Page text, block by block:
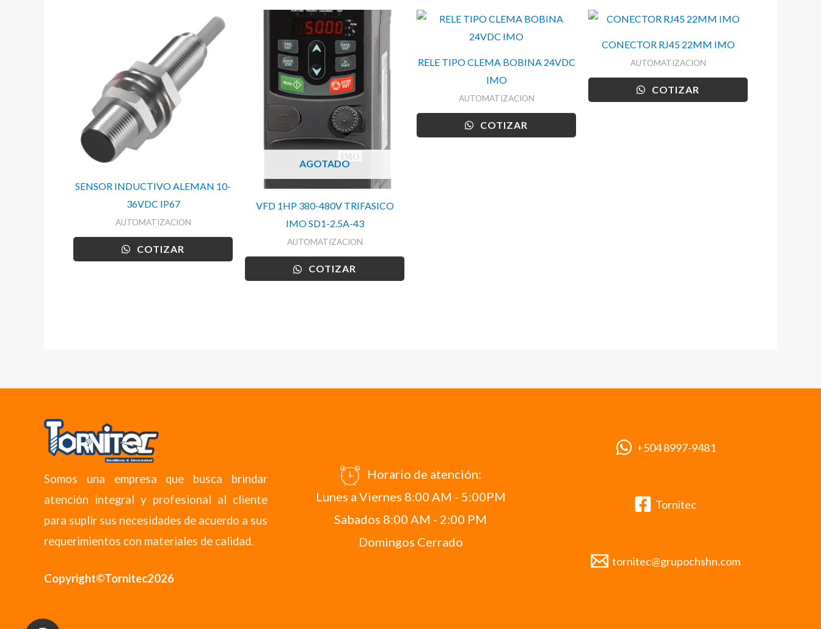
SENSOR INDUCTIVO ALEMAN 10-
36VDC IP67
AUTOMATIZACION
COTIZAR
AGOTADO
VFD 1HP 380-480V TRIFASICO
IMO SD1-2.5A-43
AUTOMATIZACION
COTIZAR
RELE TIPO CLEMA BOBINA 24VDC
IMO
AUTOMATIZACION
COTIZAR
CONECTOR RJ45 22MM IMO
AUTOMATIZACION
COTIZAR
Somos una empresa que busca brindar
atención integral y profesional al cliente
para suplir sus necesidades de acuerdo a sus
requerimientos con materiales de calidad.
Copyright©Tornitec2026
Horario de atención:
Lunes a Viernes 8:00 AM - 5:00PM
Sabados 8:00 AM - 2:00 PM
Domingos Cerrado
+504 8997-9481
Tornitec
tornitec@grupochshn.com